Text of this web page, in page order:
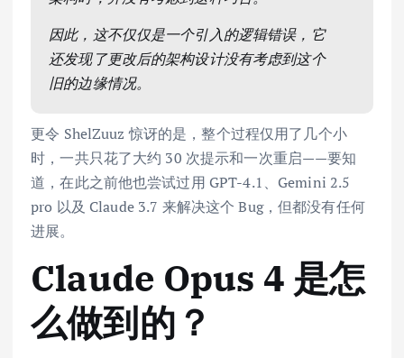
因此，这不仅仅是一个引入的逻辑错误，它
还发现了更改后的架构设计没有考虑到这个
旧的边缘情况。
更令 ShelZuuz 惊讶的是，整个过程仅用了几个小
时，一共只花了大约 30 次提示和一次重启——要知
道，在此之前他也尝试过用 GPT-4.1、Gemini 2.5
pro 以及 Claude 3.7 来解决这个 Bug，但都没有任何
进展。
Claude Opus 4 是怎
么做到的？